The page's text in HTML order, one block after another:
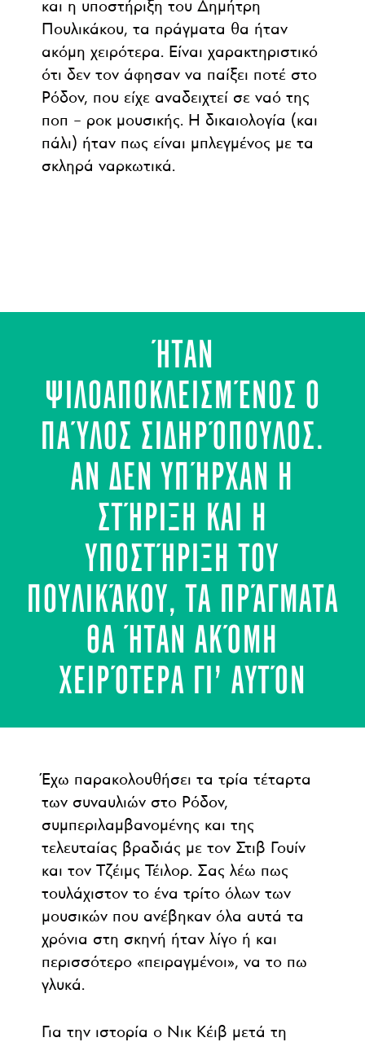
και η υποστήριξη του Δημήτρη
Πουλικάκου, τα πράγματα θα ήταν
ακόμη χειρότερα. Είναι χαρακτηριστικό
ότι δεν τον άφησαν να παίξει ποτέ στο
Ρόδον, που είχε αναδειχτεί σε ναό της
ποπ – ροκ μουσικής. Η δικαιολογία (και
πάλι) ήταν πως είναι μπλεγμένος με τα
σκληρά ναρκωτικά.
ΉΤΑΝ
ΨΙΛΟΑΠΟΚΛΕΙΣΜΈΝΟΣ Ο
ΠΑΎΛΟΣ ΣΙΔΗΡΌΠΟΥΛΟΣ.
ΑΝ ΔΕΝ ΥΠΉΡΧΑΝ Η
ΣΤΉΡΙΞΗ ΚΑΙ Η
ΥΠΟΣΤΉΡΙΞΗ ΤΟΥ
ΠΟΥΛΙΚΆΚΟΥ, ΤΑ ΠΡΆΓΜΑΤΑ
ΘΑ ΉΤΑΝ ΑΚΌΜΗ
ΧΕΙΡΌΤΕΡΑ ΓΙ’ ΑΥΤΌΝ
Έχω παρακολουθήσει τα τρία τέταρτα
των συναυλιών στο Ρόδον,
συμπεριλαμβανομένης και της
τελευταίας βραδιάς με τον Στιβ Γουίν
και τον Τζέιμς Τέιλορ. Σας λέω πως
τουλάχιστον το ένα τρίτο όλων των
μουσικών που ανέβηκαν όλα αυτά τα
χρόνια στη σκηνή ήταν λίγο ή και
περισσότερο «πειραγμένοι», να το πω
γλυκά.
Για την ιστορία ο Νικ Κέιβ μετά τη